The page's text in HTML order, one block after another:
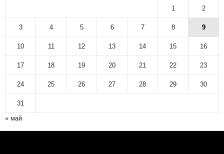
1 2
3 4 5 6 7 8 9
10 11 12 13 14 15 16
17 18 19 20 21 22 23
24 25 26 27 28 29 30
31
« май